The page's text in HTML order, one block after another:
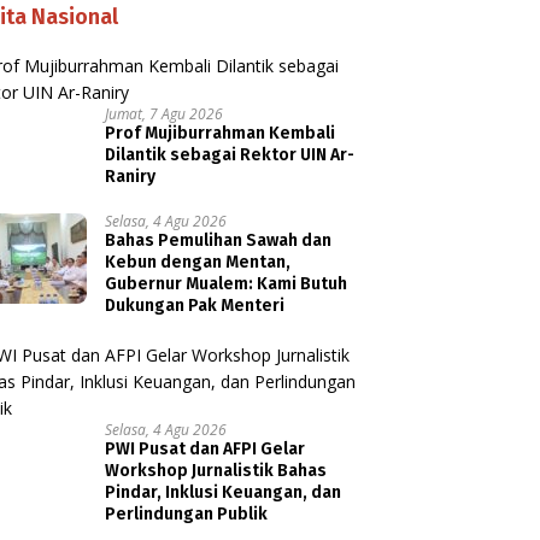
Nasional
Jumat, 7 Agu 2026
Prof Mujiburrahman Kembali
Dilantik sebagai Rektor UIN Ar-
Raniry
Selasa, 4 Agu 2026
Bahas Pemulihan Sawah dan
Kebun dengan Mentan,
Gubernur Mualem: Kami Butuh
Dukungan Pak Menteri
Selasa, 4 Agu 2026
PWI Pusat dan AFPI Gelar
Workshop Jurnalistik Bahas
Pindar, Inklusi Keuangan, dan
Perlindungan Publik